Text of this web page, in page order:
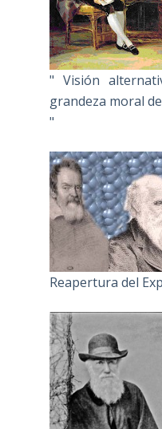
" Visión
grandeza moral
"
Reapertura del